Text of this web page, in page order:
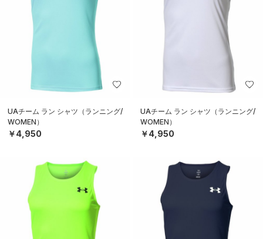
UAチーム ラン シャツ（ランニング/
WOMEN）
￥4,950
UAチーム ラン シャツ（ランニング/
WOMEN）
￥4,950